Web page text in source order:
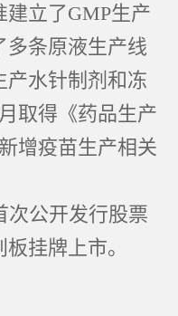
立了GMP生产
多条原液生产线
产水针制剂和冻
取得《药品生产
增疫苗生产相关
次公开发行股票
挂牌上市。